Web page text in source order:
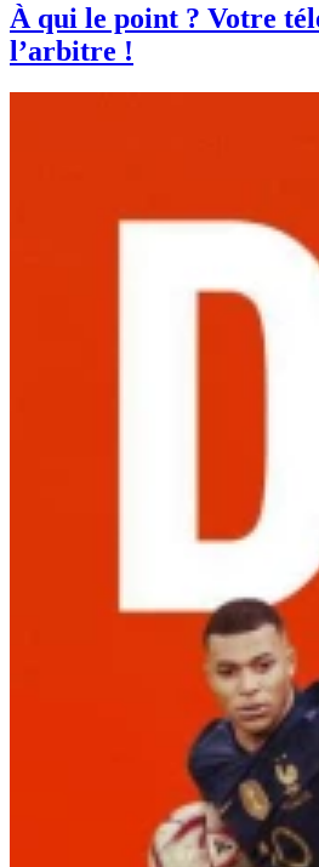
À qui le point ? Votre
l’arbitre !